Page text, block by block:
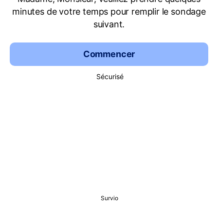
minutes de votre temps pour remplir le sondage
suivant.
Commencer
Sécurisé
Survio